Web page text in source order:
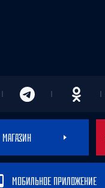
МАГАЗИН
МОБИЛЬНОЕ ПРИЛОЖЕНИЕ